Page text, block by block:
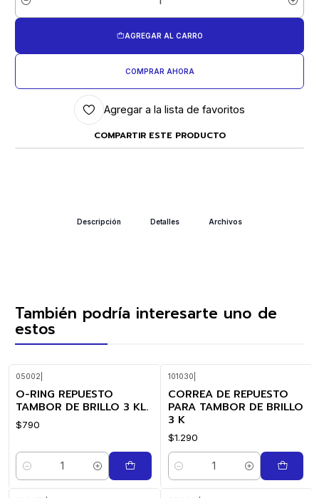
Cantidad
AGREGAR AL CARRO
COMPRAR AHORA
Agregar a la lista de favoritos
COMPARTIR ESTE PRODUCTO
Descripción Detalles Archivos
También podría interesarte uno de
estos
05002
O-RING REPUESTO
TAMBOR DE BRILLO 3 KL.
$790
Cantidad
101030
CORREA DE REPUESTO
PARA TAMBOR DE BRILLO
3 K
$1.290
Cantidad